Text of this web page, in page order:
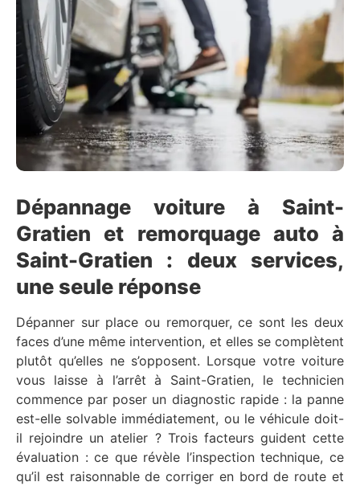
Dépannage voiture à Saint-
Gratien et remorquage auto à
Saint-Gratien : deux services,
une seule réponse
Dépanner sur place ou remorquer, ce sont les deux
faces d’une même intervention, et elles se complètent
plutôt qu’elles ne s’opposent. Lorsque votre voiture
vous laisse à l’arrêt à Saint-Gratien, le technicien
commence par poser un diagnostic rapide : la panne
est-elle solvable immédiatement, ou le véhicule doit-
il rejoindre un atelier ? Trois facteurs guident cette
évaluation : ce que révèle l’inspection technique, ce
qu’il est raisonnable de corriger en bord de route et